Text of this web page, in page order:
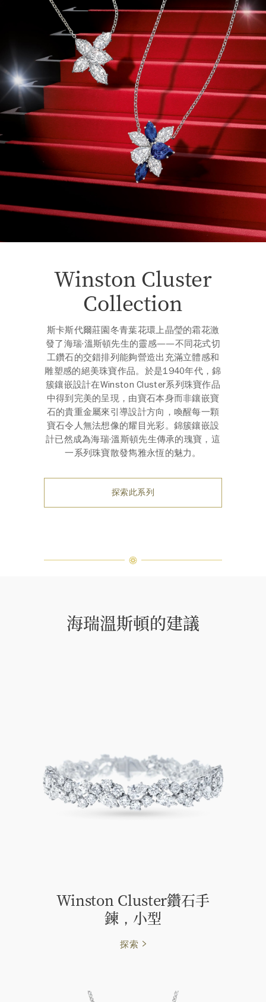
Winston Cluster
Collection
斯卡斯代爾莊園冬青葉花環上晶瑩的霜花激
發了海瑞·溫斯頓先生的靈感——不同花式切
工鑽石的交錯排列能夠營造出充滿立體感和
雕塑感的絕美珠寶作品。於是1940年代，錦
簇鑲嵌設計在Winston Cluster系列珠寶作品
中得到完美的呈現，由寶石本身而非鑲嵌寶
石的貴重金屬來引導設計方向，喚醒每一顆
寶石令人無法想像的耀目光彩。錦簇鑲嵌設
計已然成為海瑞·溫斯頓先生傳承的瑰寶，這
一系列珠寶散發雋雅永恆的魅力。
探索此系列
海瑞溫斯頓的建議
Winston Cluster鑽石手
鍊，小型
探索